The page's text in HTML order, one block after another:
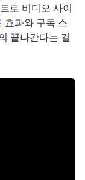
로 비디오 사이
효과와 구독 스
끝나간다는 걸